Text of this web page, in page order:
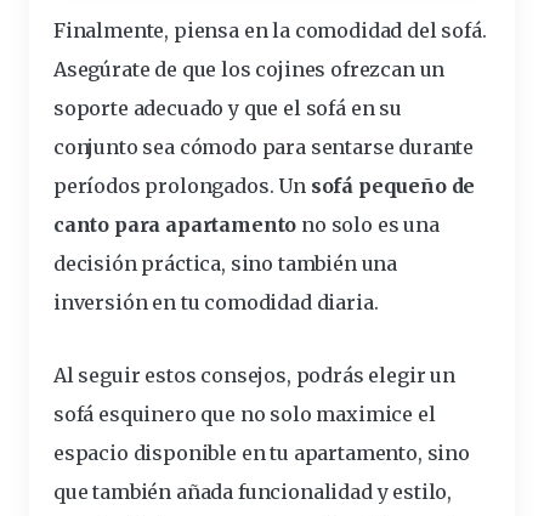
Finalmente, piensa en la comodidad del sofá.
Asegúrate de que los cojines ofrezcan un
soporte adecuado y que el sofá en su
conjunto sea cómodo para sentarse durante
períodos prolongados. Un sofá pequeño de
canto para apartamento no solo es una
decisión práctica, sino también una
inversión en tu comodidad diaria.
Al seguir estos consejos, podrás elegir un
sofá esquinero que no solo maximice el
espacio disponible en tu apartamento, sino
que también añada funcionalidad y estilo,